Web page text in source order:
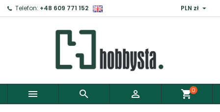
Telefon: +48 609 771 152 PLN zł 
   shopping_cart0